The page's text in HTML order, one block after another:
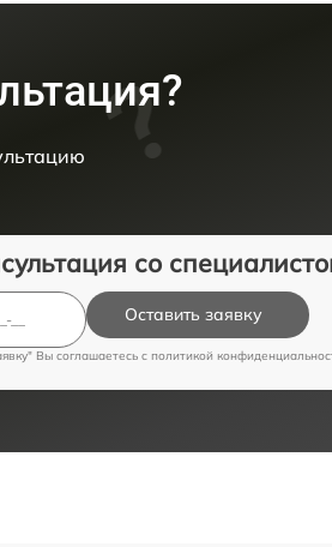
со
Оставить заявку
Вы соглашаетесь c политикой